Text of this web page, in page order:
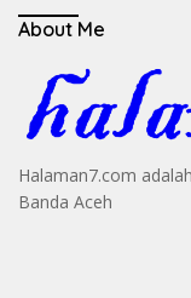
About Me
Halaman7.com
Banda Aceh